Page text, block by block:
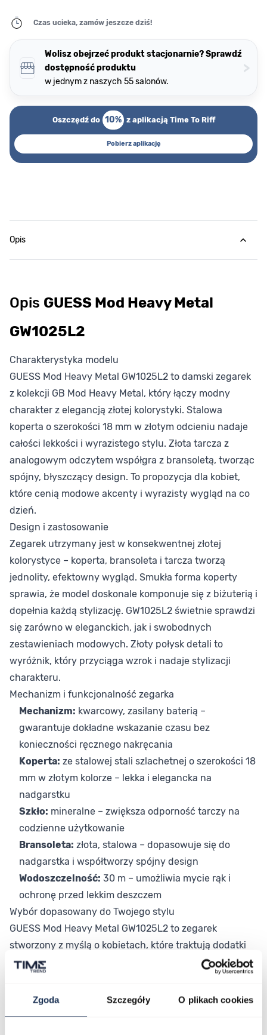
Zgoda Szczegóły O plikach cookies
Czas ucieka, zamów jeszcze dziś!
Wolisz obejrzeć produkt stacjonarnie? Sprawdź
dostępność produktu
w jednym z naszych 55 salonów.
>
Oszczędź do 10% z aplikacją Time To Riff
Pobierz aplikację
Opis
Opis GUESS Mod Heavy Metal
GW1025L2
Charakterystyka modelu
GUESS Mod Heavy Metal GW1025L2 to damski zegarek
z kolekcji GB Mod Heavy Metal, który łączy modny
charakter z elegancją złotej kolorystyki. Stalowa
koperta o szerokości 18 mm w złotym odcieniu nadaje
całości lekkości i wyrazistego stylu. Złota tarcza z
analogowym odczytem współgra z bransoletą, tworząc
spójny, błyszczący design. To propozycja dla kobiet,
które cenią modowe akcenty i wyrazisty wygląd na co
dzień.
Design i zastosowanie
Zegarek utrzymany jest w konsekwentnej złotej
kolorystyce – koperta, bransoleta i tarcza tworzą
jednolity, efektowny wygląd. Smukła forma koperty
sprawia, że model doskonale komponuje się z biżuterią i
dopełnia każdą stylizację. GW1025L2 świetnie sprawdzi
się zarówno w eleganckich, jak i swobodnych
zestawieniach modowych. Złoty połysk detali to
wyróżnik, który przyciąga wzrok i nadaje stylizacji
charakteru.
Mechanizm i funkcjonalność zegarka
Mechanizm: kwarcowy, zasilany baterią –
gwarantuje dokładne wskazanie czasu bez
konieczności ręcznego nakręcania
Koperta: ze stalowej stali szlachetnej o szerokości 18
mm w złotym kolorze – lekka i elegancka na
nadgarstku
Szkło: mineralne – zwiększa odporność tarczy na
codzienne użytkowanie
Bransoleta: złota, stalowa – dopasowuje się do
nadgarstka i współtworzy spójny design
Wodoszczelność: 30 m – umożliwia mycie rąk i
ochronę przed lekkim deszczem
Wybór dopasowany do Twojego stylu
GUESS Mod Heavy Metal GW1025L2 to zegarek
stworzony z myślą o kobietach, które traktują dodatki
jako integralną część swojego stylu. Złoty kolor i
elegancka bransoleta sprawiają, że model pasuje do
biurowych stylizacji, wyjść wieczornych i codziennych